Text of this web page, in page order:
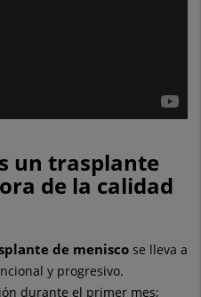
un trasplante
de la calidad
de menisco se lleva a
y progresivo.
durante el primer mes;